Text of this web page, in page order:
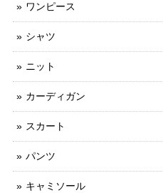
ワンピース
シャツ
ニット
カーディガン
スカート
パンツ
キャミソール